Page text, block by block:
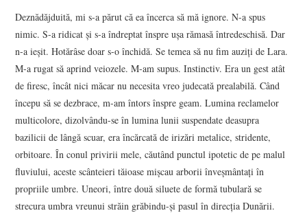
Deznădăjduită, mi s-a părut că ea încerca să mă ignore. N-a spus
nimic. S-a ridicat şi s-a îndreptat înspre uşa rămasă întredeschisă. Dar
n-a ieşit. Hotărâse doar s-o închidă. Se temea să nu fim auziţi de Lara.
M-a rugat să aprind veiozele. M-am supus. Instinctiv. Era un gest atât
de firesc, încât nici măcar nu necesita vreo judecată prealabilă. Când
începu să se dezbrace, m-am întors înspre geam. Lumina reclamelor
multicolore, dizolvându-se în lumina lunii suspendate deasupra
bazilicii de lângă scuar, era încărcată de irizări metalice, stridente,
orbitoare. În conul privirii mele, căutând punctul ipotetic de pe malul
fluviului, aceste scânteieri tăioase mişcau arborii înveşmântaţi în
propriile umbre. Uneori, între două siluete de formă tubulară se
strecura umbra vreunui străin grăbindu-şi pasul în direcţia Dunării.